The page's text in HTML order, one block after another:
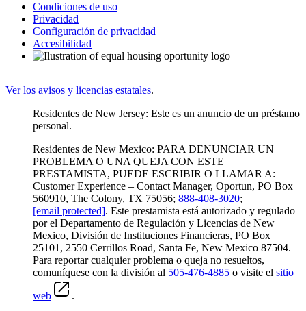
Condiciones de uso
Privacidad
Configuración de privacidad
Accesibilidad
Ver los avisos y licencias estatales.
Residentes de New Jersey: Este es un anuncio de un préstamo
personal.
Residentes de New Mexico: PARA DENUNCIAR UN
PROBLEMA O UNA QUEJA CON ESTE
PRESTAMISTA, PUEDE ESCRIBIR O LLAMAR A:
Customer Experience – Contact Manager, Oportun, PO Box
560910, The Colony, TX 75056; 888-408-3020;
[email protected]. Este prestamista está autorizado y regulado
por el Departamento de Regulación y Licencias de New
Mexico, División de Instituciones Financieras, PO Box
25101, 2550 Cerrillos Road, Santa Fe, New Mexico 87504.
Para reportar cualquier problema o queja no resueltos,
comuníquese con la división al 505-476-4885 o visite el sitio
web
.